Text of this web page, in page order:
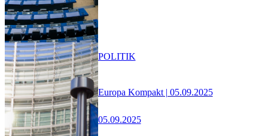
Europa Kompakt | 05.09.2025
05.09.2025
POLITIK